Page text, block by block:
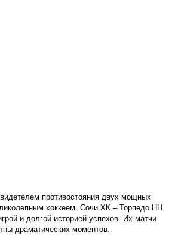
противостояния двух мощных
хоккеем. Сочи ХК – Торпедо НН
и долгой историей успехов. Их матчи
драматических моментов.